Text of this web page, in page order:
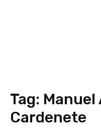
Tag: Manuel
Cardenete